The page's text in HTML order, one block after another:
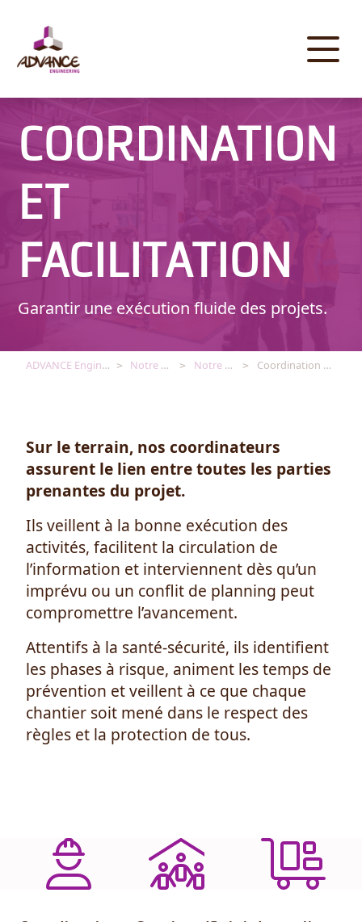
COORDINATION
ET
FACILITATION
Garantir une exécution fluide des projets.
ADVANCE Engineering [FR] Notre expertise Notre expertise Coordination et facilitation
Sur le terrain, nos coordinateurs
assurent le lien entre toutes les parties
prenantes du projet.
Ils veillent à la bonne exécution des
activités, facilitent la circulation de
l’information et interviennent dès qu’un
imprévu ou un conflit de planning peut
compromettre l’avancement.
Attentifs à la santé-sécurité, ils identifient
les phases à risque, animent les temps de
prévention et veillent à ce que chaque
chantier soit mené dans le respect des
règles et la protection de tous.